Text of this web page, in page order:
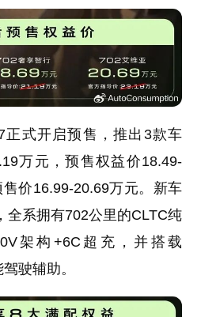
正式开启预售，推出3款车
万元，预售权益价18.49-
价16.99-20.69万元。新车
全系拥有702公里的CLTC纯
架构+6C超充，并搭载
驶辅助。